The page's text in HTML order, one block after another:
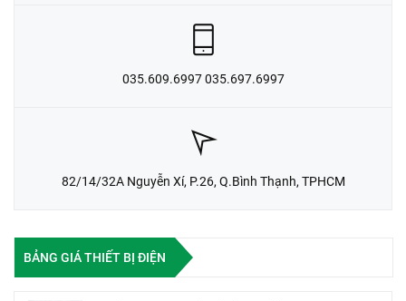
035.609.6997 035.697.6997
82/14/32A Nguyễn Xí, P.26, Q.Bình Thạnh, TPHCM
BẢNG GIÁ THIẾT BỊ ĐIỆN